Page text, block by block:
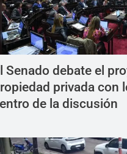
Senado debate el
privada con
de la discusión